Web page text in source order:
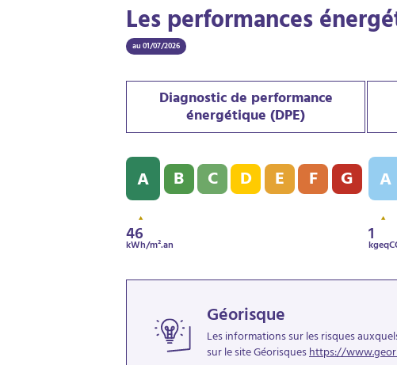
Les performances
au 01/07/2026
Diagnostic de performance
énergétique (DPE)
Diagnostic de performance énergétique (DPE) :
A
46
kWh/m².an
B C D E F G A
1
Géorisque
Les informations sur les risques
sur le site Géorisqueshttps://